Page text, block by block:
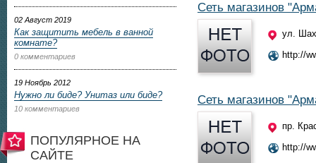
02 Август 2019
Как защитить мебель в ванной
комнате?
0 комментариев
19 Ноябрь 2012
Нужно ли биде? Унитаз или биде?
10 комментариев
ПОПУЛЯРНОЕ НА
САЙТЕ
Сеть магазинов
ул.
http://
Сеть магазинов
пр.
http://